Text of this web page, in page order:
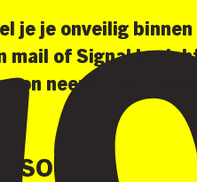
je onveilig binnen
mail of Signal
neemt dan zo